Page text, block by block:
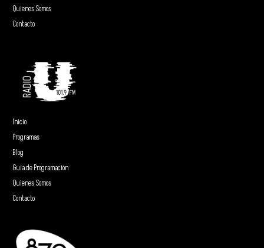
Quienes Somos
Contacto
Inicio
Programas
Blog
Guía de Programación
Quienes Somos
Contacto